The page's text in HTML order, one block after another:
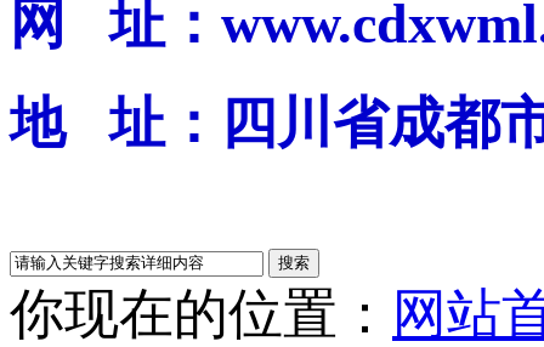
网 址：
地 址：四川省成都
你现在的位置： 网站